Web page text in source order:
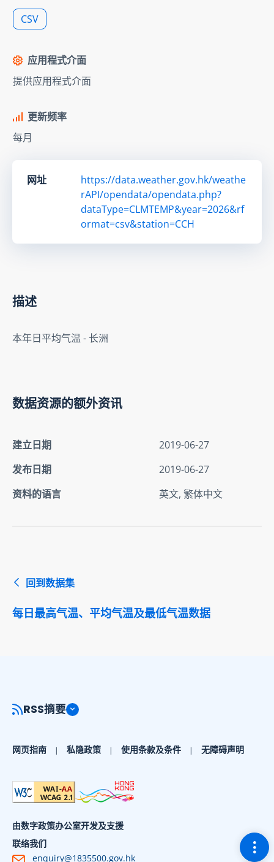
CSV
应用程式介面
提供应用程式介面
更新频率
每月
网址
https://data.weather.gov.hk/weathe
rAPI/opendata/opendata.php?
dataType=CLMTEMP&year=2026&rf
ormat=csv&station=CCH
描述
本年日平均气温 - 长洲
数据资源的额外资讯
建立日期
2019-06-27
发布日期
2019-06-27
资料的语言
英文, 繁体中文
回到数据集
每日最高气温、平均气温及最低气温数据
切
RSS摘要
网页指南 私隐政策 使用条款及条件 无障碍声明
由数字政策办公室开发及支援
联络我们
enquiry@1835500.gov.hk